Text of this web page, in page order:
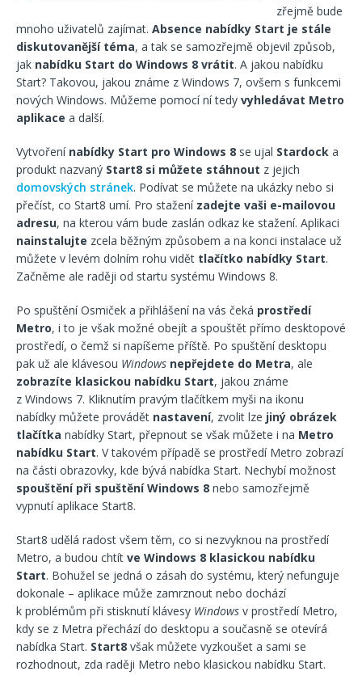
zřejmě bude
mnoho uživatelů zajímat. Absence nabídky Start je stále
diskutovanější téma, a tak se samozřejmě objevil způsob,
jak nabídku Start do Windows 8 vrátit. A jakou nabídku
Start? Takovou, jakou známe z Windows 7, ovšem s funkcemi
nových Windows. Můžeme pomocí ní tedy vyhledávat Metro
aplikace a další.
Vytvoření nabídky Start pro Windows 8 se ujal Stardock a
produkt nazvaný Start8 si můžete stáhnout z jejich
domovských stránek. Podívat se můžete na ukázky nebo si
přečíst, co Start8 umí. Pro stažení zadejte vaši e-mailovou
adresu, na kterou vám bude zaslán odkaz ke stažení. Aplikaci
nainstalujte zcela běžným způsobem a na konci instalace už
můžete v levém dolním rohu vidět tlačítko nabídky Start.
Začněme ale raději od startu systému Windows 8.
Po spuštění Osmiček a přihlášení na vás čeká prostředí
Metro, i to je však možné obejít a spouštět přímo desktopové
prostředí, o čemž si napíšeme příště. Po spuštění desktopu
pak už ale klávesou Windows nepřejdete do Metra, ale
zobrazíte klasickou nabídku Start, jakou známe
z Windows 7. Kliknutím pravým tlačítkem myši na ikonu
nabídky můžete provádět nastavení, zvolit lze jiný obrázek
tlačítka nabídky Start, přepnout se však můžete i na Metro
nabídku Start. V takovém případě se prostředí Metro zobrazí
na části obrazovky, kde bývá nabídka Start. Nechybí možnost
spouštění při spuštění Windows 8 nebo samozřejmě
vypnutí aplikace Start8.
Start8 udělá radost všem těm, co si nezvyknou na prostředí
Metro, a budou chtít ve Windows 8 klasickou nabídku
Start. Bohužel se jedná o zásah do systému, který nefunguje
dokonale – aplikace může zamrznout nebo dochází
k problémům při stisknutí klávesy Windows v prostředí Metro,
kdy se z Metra přechází do desktopu a současně se otevírá
nabídka Start. Start8 však můžete vyzkoušet a sami se
rozhodnout, zda raději Metro nebo klasickou nabídku Start.